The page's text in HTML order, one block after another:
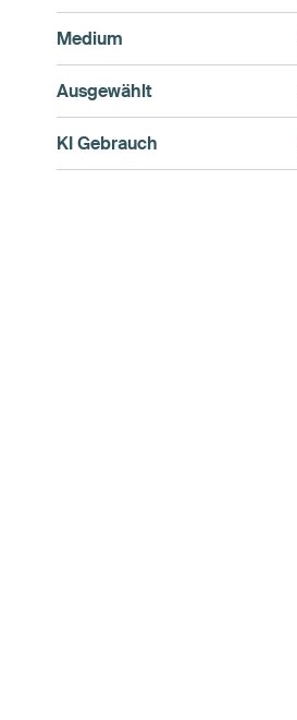
Medium
Ausgewählt
KI Gebrauch